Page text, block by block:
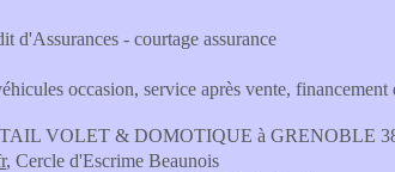
d'Assurances - courtage assurance
occasion, service après vente,
VOLET & DOMOTIQUE à GRENOBLE
, Cercle d'Escrime Beaunois